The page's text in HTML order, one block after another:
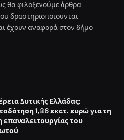
θα φιλοξενούμε άρθρα ,
δραστηριοποιούνται
έχουν αναφορά στον δήμο
Δυτικής Ελλάδας:
1,86 εκατ. ευρώ για τη
επαναλειτουργίας του